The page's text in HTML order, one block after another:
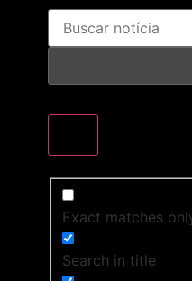
Exact matches
Search in title